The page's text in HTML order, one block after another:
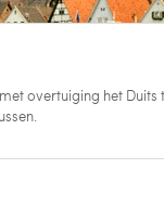
overtuiging het Duits